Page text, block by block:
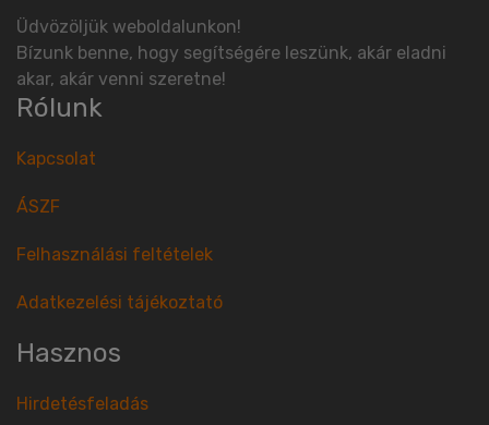
Üdvözöljük weboldalunkon!
Bízunk benne, hogy segítségére leszünk, akár eladni
akar, akár venni szeretne!
Rólunk
Kapcsolat
ÁSZF
Felhasználási feltételek
Adatkezelési tájékoztató
Hasznos
Hirdetésfeladás